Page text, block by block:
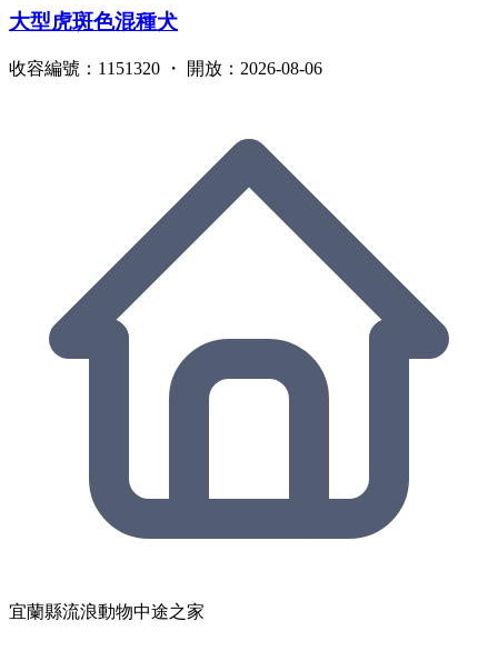
大型虎斑色混種犬
收容編號：1151320 ・ 開放：2026-08-06
宜蘭縣流浪動物中途之家